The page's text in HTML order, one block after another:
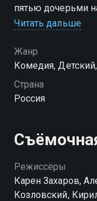
пятью дочерьми
кошмара. С ним
психотерапевт,
жалобами на
найти личное
молодая,
сначала на
Посмотреть
вы можете
качестве на
Читать дальше
Жанр
Комедия,
Страна
Россия
Режиссёры
Карен Захаров,
Козловский,